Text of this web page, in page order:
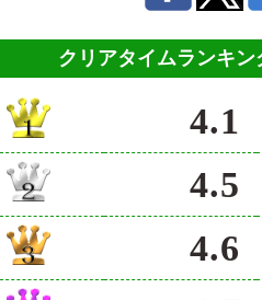
クリアタイムランキン
4.1
4.5
4.6